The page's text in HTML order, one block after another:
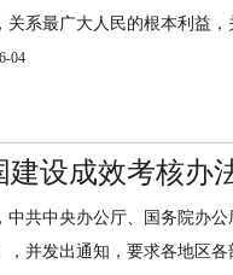
关系最广大人民的根本利益
04
设成效考核办
中共中央办公厅、国务院办
，并发出通知，要求各地区